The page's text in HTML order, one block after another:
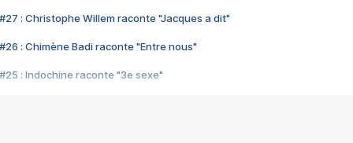
#27 : Christophe Willem raconte "Jacques a dit"
#26 : Chimène Badi raconte "Entre nous"
#25 : Indochine raconte "3e sexe"